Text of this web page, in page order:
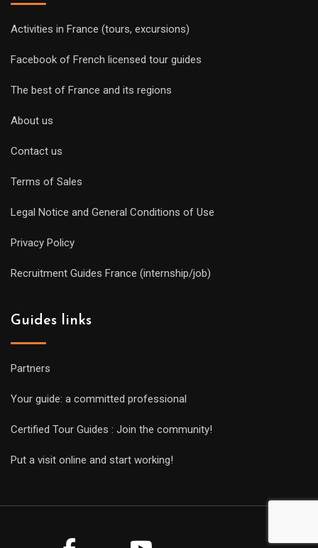
Activities in France (tours, excursions)
Facebook of French licensed tour guides
The best of France and its regions
About us
Contact us
Terms of Sales
Legal Notice and General Conditions of Use
Privacy Policy
Recruitment Guides France (internship/job)
Guides links
Partners
Your guide: a committed professional
Certified Tour Guides : Join the community!
Put a visit online and start working!